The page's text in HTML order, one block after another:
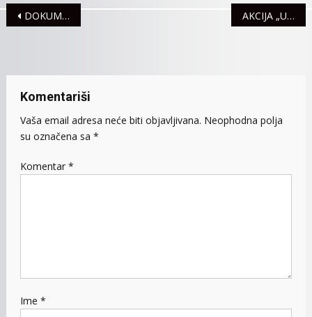
Navigacija
DOKUMENTARNI FILM „ZAŠTITIMO SOVE SREMICE“ AKCIJA „UM NA DRUM” ZA BOLJU VIDLJIVOST PEŠAKA I BICIKLISTA NOĆU
Komentariši
Vaša email adresa neće biti objavljivana. Neophodna polja
su označena sa *
Komentar *
Ime *